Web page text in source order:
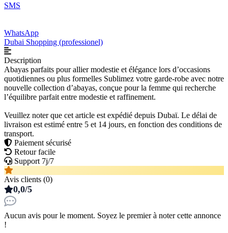
SMS
WhatsApp
Dubai Shopping (professionel)
Description
Abayas parfaits pour allier modestie et élégance lors d’occasions
quotidiennes ou plus formelles Sublimez votre garde-robe avec notre
nouvelle collection d’abayas, conçue pour la femme qui recherche
l’équilibre parfait entre modestie et raffinement.
Veuillez noter que cet article est expédié depuis Dubaï. Le délai de
livraison est estimé entre 5 et 14 jours, en fonction des conditions de
transport.
Paiement sécurisé
Retour facile
Support 7j/7
Avis clients (0)
0,0/5
Aucun avis pour le moment. Soyez le premier à noter cette annonce
!